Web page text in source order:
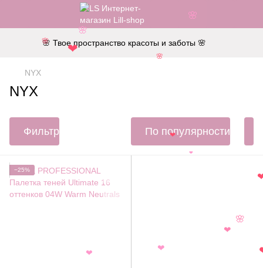
🌸 Твое пространство красоты и заботы 🌸
NYX
NYX
Фильтр По популярности
−25%
🌸
🌸
❤
❤
❤ 🌸
❤
🌸
❤
🌸
❤